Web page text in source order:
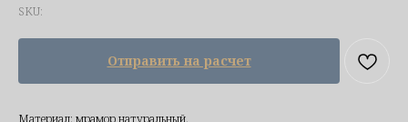
SKU:
Отправить на расчет
Материал: мрамор натуральный.